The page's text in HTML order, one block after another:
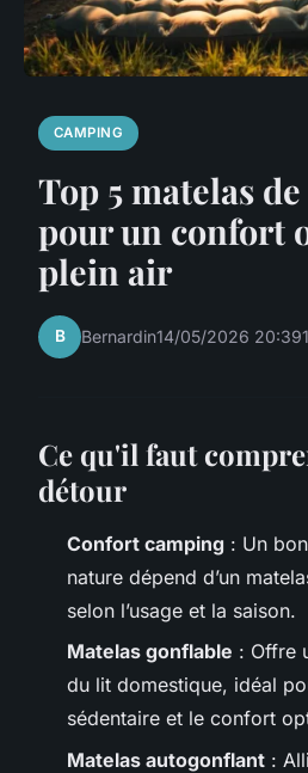
CAMPING
Top 5 matelas
pour un confort
plein air
B Bernardin14/05/2026 20:39
Ce qu'il faut
détour
Confort camping : Un
nature dépend d’un
selon l’usage et la saison.
Matelas gonflable : Offre
du lit domestique, idéal
sédentaire et le confort
Matelas autogonflant :